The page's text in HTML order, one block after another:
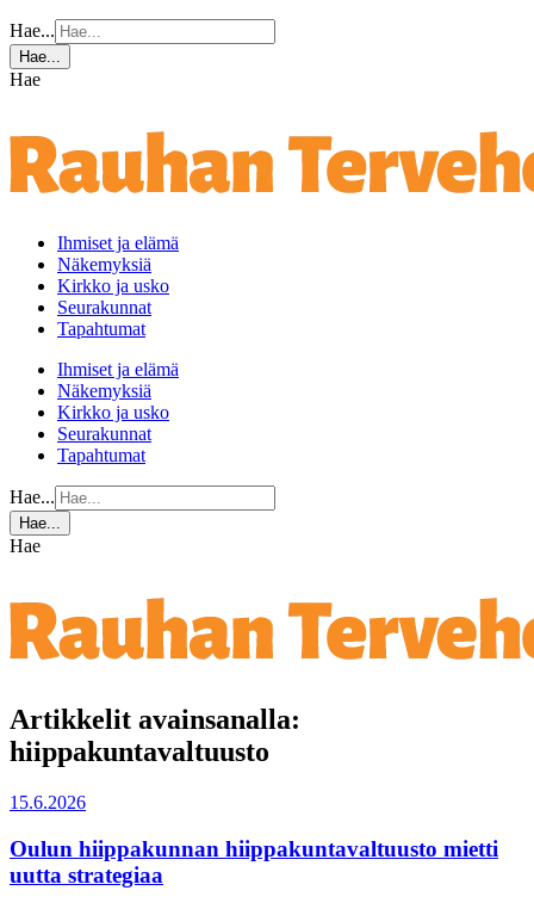
Hae...
Hae...
Hae
Ihmiset ja elämä
Näkemyksiä
Kirkko ja usko
Seurakunnat
Tapahtumat
Ihmiset ja elämä
Näkemyksiä
Kirkko ja usko
Seurakunnat
Tapahtumat
Hae...
Hae...
Hae
Artikkelit avainsanalla:
hiippakuntavaltuusto
15.6.2026
Oulun hiippakunnan hiippakuntavaltuusto mietti
uutta strategiaa